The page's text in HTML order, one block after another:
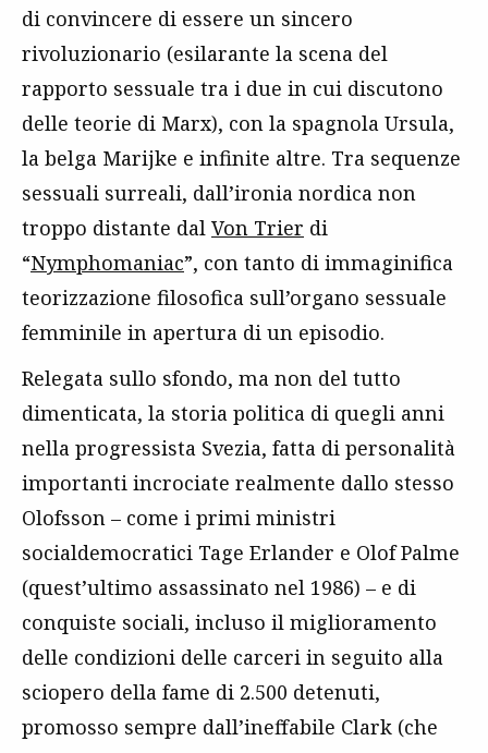
di convincere di essere un sincero
rivoluzionario (esilarante la scena del
rapporto sessuale tra i due in cui discutono
delle teorie di Marx), con la spagnola Ursula,
la belga Marijke e infinite altre. Tra sequenze
sessuali surreali, dall’ironia nordica non
troppo distante dal Von Trier di
“Nymphomaniac”, con tanto di immaginifica
teorizzazione filosofica sull’organo sessuale
femminile in apertura di un episodio.
Relegata sullo sfondo, ma non del tutto
dimenticata, la storia politica di quegli anni
nella progressista Svezia, fatta di personalità
importanti incrociate realmente dallo stesso
Olofsson – come i primi ministri
socialdemocratici Tage Erlander e Olof Palme
(quest’ultimo assassinato nel 1986) – e di
conquiste sociali, incluso il miglioramento
delle condizioni delle carceri in seguito alla
sciopero della fame di 2.500 detenuti,
promosso sempre dall’ineffabile Clark (che